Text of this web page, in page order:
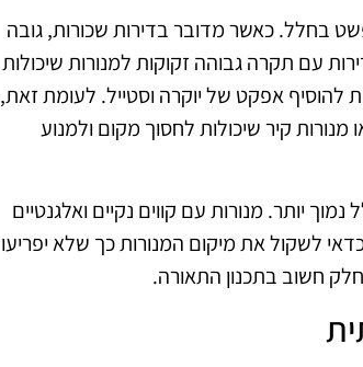
בחלל. כאשר מדובר בדירות שכורות, גובה
עם תקרה גבוהה זקוקות למנורות שיכולות
להוסיף אפקט של יוקרה וסטייל. לעומת זאת,
קיר שיכולות לחסוך מקום ולמנוע
יותר. מנורות עם קווים נקיים ואלגנטיים
לשקול את מיקום המנורות כך שלא יפריעו
חשוב בתכנון התאורה.